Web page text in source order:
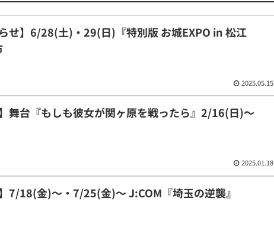
せ】6/28(土)・29(日)『特別版 お城EXPO in 松江
2025.05.15
舞台『もしも彼女が関ヶ原を戦ったら』2/16(日)〜
2025.01.18
7/18(金)〜・7/25(金)〜 J:COM『埼玉の逆襲』